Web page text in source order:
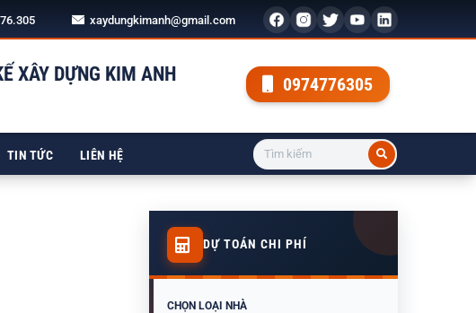
xaydungkimanh@gmail.com
XÂY DỰNG KIM ANH 0974776305
TIN TỨC LIÊN HỆ
DỰ TOÁN CHI PHÍ
CHỌN LOẠI NHÀ